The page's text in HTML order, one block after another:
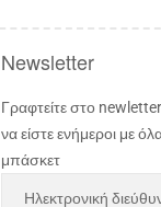
Newsletter
Γραφτείτε στο
να είστε ενήμεροι με
μπάσκετ